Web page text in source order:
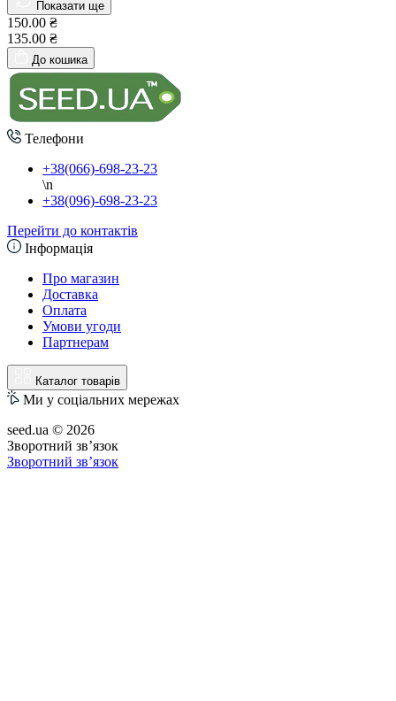
Показати ще
150.00 ₴
135.00 ₴
До кошика
Телефони
+38(066)-698-23-23
\n
+38(096)-698-23-23
Перейти до контактів
Інформація
Про магазин
Доставка
Оплата
Умови угоди
Партнерам
Каталог товарів
Ми у соціальних мережах
seed.ua © 2026
Зворотний зв’язок
Зворотний зв’язок